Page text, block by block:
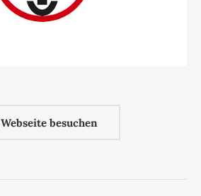
Webseite besuchen